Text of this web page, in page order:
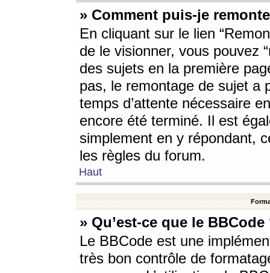
» Comment puis-je
En cliquant sur le lien
de le visionner, vous pouvez
des sujets en la première
pas, le remontage de sujet a
temps d’attente nécessaire
encore été terminé. Il est
simplement en y répondant,
les règles du forum.
Haut
» Qu’est-ce que le BBCode
Le BBCode est une
très bon contrôle de